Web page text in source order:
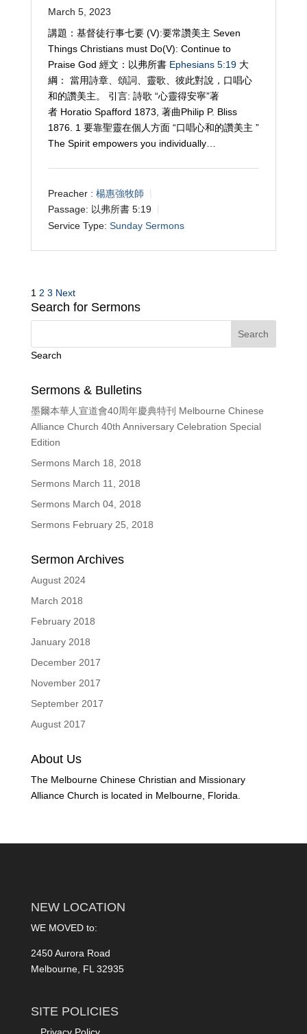
March 5, 2023
講題：基督徒行事七要 (V):要常讚美主 Seven
Things Christians must Do(V): Continue to
Praise God 經文：以弗所書 Ephesians 5:19大
綱： 當用詩章、頌詞、靈歌、彼此對說，口唱心
和的讚美主。 引言: 詩歌 “心靈得安寧”著
者 Horatio Spafford 1873, 著曲Philip P. Bliss
1876. 1 要靠聖靈在個人方面 “口唱心和的讚美主 ”
The Spirit empowers you individually…
Preacher : 楊惠強牧師
Passage: 以弗所書 5:19
Service Type: Sunday Sermons
Posts
pagination
1 2 3 Next
Search for Sermons
Search
Sermons & Bulletins
墨爾本華人宣道會40周年慶典特刊 Melbourne Chinese
Alliance Church 40th Anniversary Celebration Special
Edition
Sermons March 18, 2018
Sermons March 11, 2018
Sermons March 04, 2018
Sermons February 25, 2018
Sermon Archives
August 2024
March 2018
February 2018
January 2018
December 2017
November 2017
September 2017
August 2017
About Us
The Melbourne Chinese Christian and Missionary
Alliance Church is located in Melbourne, Florida.
NEW LOCATION
WE MOVED to:
2450 Aurora Road
Melbourne, FL 32935
SITE POLICIES